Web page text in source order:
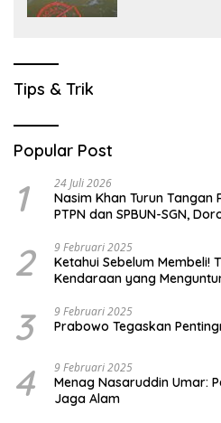
Tips & Trik
Popular Post
1 24 Juli 2026
Nasim Khan Turun Tangan
PTPN dan SPBUN-SGN,
2 9 Februari 2025
Ketahui Sebelum Membeli!
Kendaraan yang
3 9 Februari 2025
Prabowo Tegaskan
4 9 Februari 2025
Menag Nasaruddin Umar:
Jaga Alam